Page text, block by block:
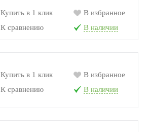
Купить в 1 клик
К сравнению
В избранное
В наличии
Купить в 1 клик
К сравнению
В избранное
В наличии